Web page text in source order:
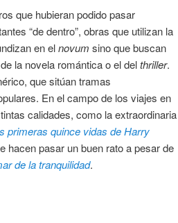
que hubieran podido pasar
“de dentro”, obras que utilizan la
en elnovum sino que buscan
la novela romántica o el delthriller.
que sitúan tramas
En el campo de los viajes en
calidades, como la extraordinaria
primeras quince vidas de Harry
hacen pasar un buen rato a pesar de
de la tranquilidad.